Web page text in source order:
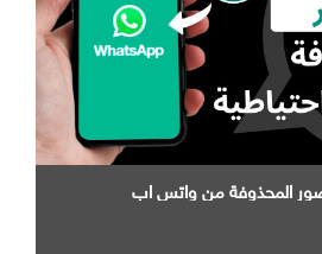
المحذوفة من واتس اب